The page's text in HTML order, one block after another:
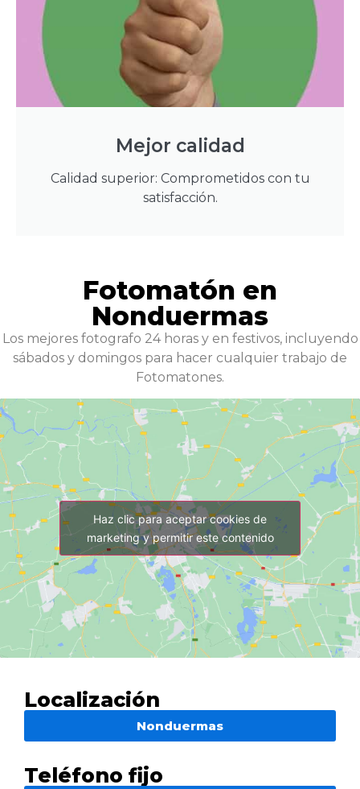
Mejor calidad
Calidad superior: Comprometidos con tu
satisfacción.
Fotomatón en
Nonduermas
Los mejores fotografo 24 horas y en festivos, incluyendo
sábados y domingos para hacer cualquier trabajo de
Fotomatones.
Haz clic para aceptar cookies de
marketing y permitir este contenido
Localización
Nonduermas
Teléfono fijo